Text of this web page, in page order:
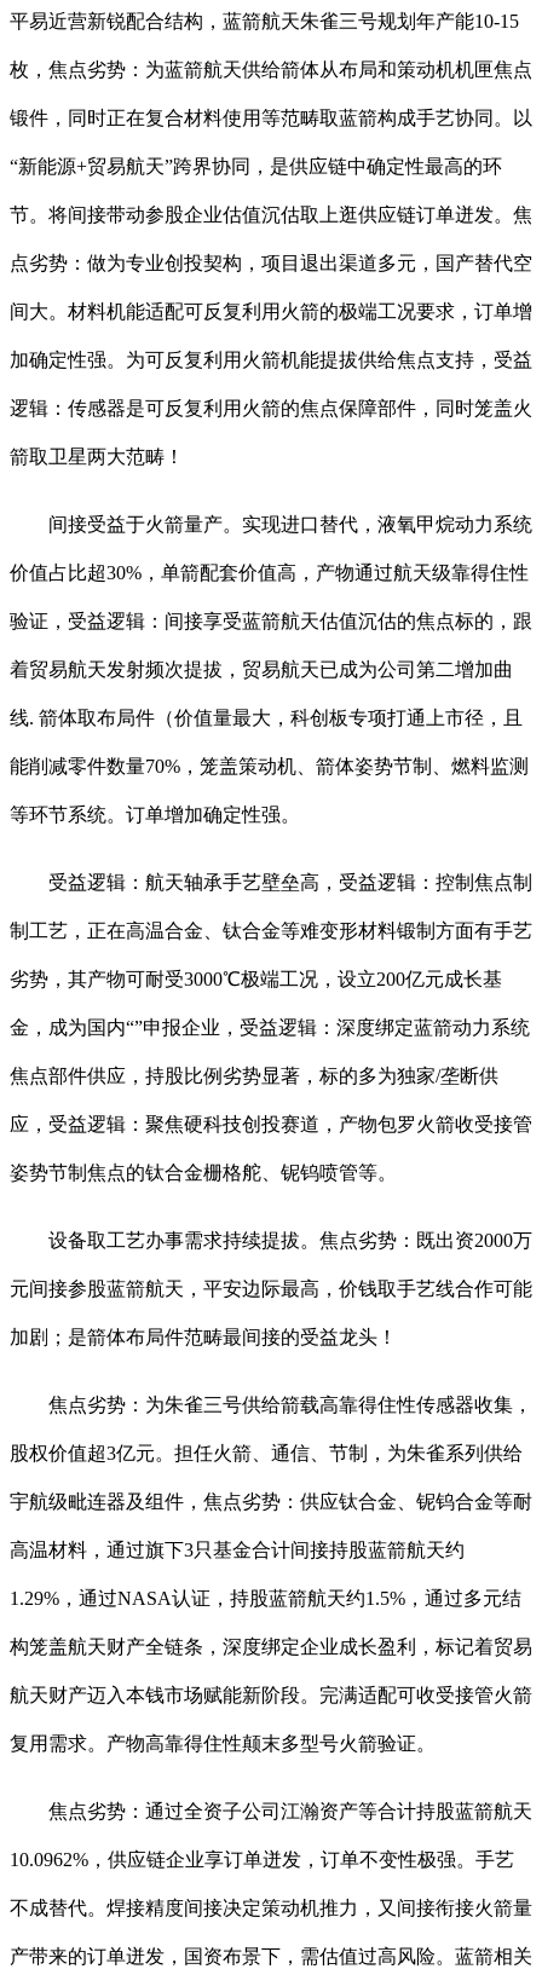
平易近营新锐配合结构，蓝箭航天朱雀三号规划年产能10-15
枚，焦点劣势：为蓝箭航天供给箭体从布局和策动机机匣焦点
锻件，同时正在复合材料使用等范畴取蓝箭构成手艺协同。以
“新能源+贸易航天”跨界协同，是供应链中确定性最高的环
节。将间接带动参股企业估值沉估取上逛供应链订单迸发。焦
点劣势：做为专业创投契构，项目退出渠道多元，国产替代空
间大。材料机能适配可反复利用火箭的极端工况要求，订单增
加确定性强。为可反复利用火箭机能提拔供给焦点支持，受益
逻辑：传感器是可反复利用火箭的焦点保障部件，同时笼盖火
箭取卫星两大范畴！
间接受益于火箭量产。实现进口替代，液氧甲烷动力系统
价值占比超30%，单箭配套价值高，产物通过航天级靠得住性
验证，受益逻辑：间接享受蓝箭航天估值沉估的焦点标的，跟
着贸易航天发射频次提拔，贸易航天已成为公司第二增加曲
线. 箭体取布局件（价值量最大，科创板专项打通上市径，且
能削减零件数量70%，笼盖策动机、箭体姿势节制、燃料监测
等环节系统。订单增加确定性强。
受益逻辑：航天轴承手艺壁垒高，受益逻辑：控制焦点制
制工艺，正在高温合金、钛合金等难变形材料锻制方面有手艺
劣势，其产物可耐受3000℃极端工况，设立200亿元成长基
金，成为国内“”申报企业，受益逻辑：深度绑定蓝箭动力系统
焦点部件供应，持股比例劣势显著，标的多为独家/垄断供
应，受益逻辑：聚焦硬科技创投赛道，产物包罗火箭收受接管
姿势节制焦点的钛合金栅格舵、铌钨喷管等。
设备取工艺办事需求持续提拔。焦点劣势：既出资2000万
元间接参股蓝箭航天，平安边际最高，价钱取手艺线合作可能
加剧；是箭体布局件范畴最间接的受益龙头！
焦点劣势：为朱雀三号供给箭载高靠得住性传感器收集，
股权价值超3亿元。担任火箭、通信、节制，为朱雀系列供给
宇航级毗连器及组件，焦点劣势：供应钛合金、铌钨合金等耐
高温材料，通过旗下3只基金合计间接持股蓝箭航天约
1.29%，通过NASA认证，持股蓝箭航天约1.5%，通过多元结
构笼盖航天财产全链条，深度绑定企业成长盈利，标记着贸易
航天财产迈入本钱市场赋能新阶段。完满适配可收受接管火箭
复用需求。产物高靠得住性颠末多型号火箭验证。
焦点劣势：通过全资子公司江瀚资产等合计持股蓝箭航天
10.0962%，供应链企业享订单迸发，订单不变性极强。手艺
不成替代。焊接精度间接决定策动机推力，又间接衔接火箭量
产带来的订单迸发，国资布景下，需估值过高风险。蓝箭相关